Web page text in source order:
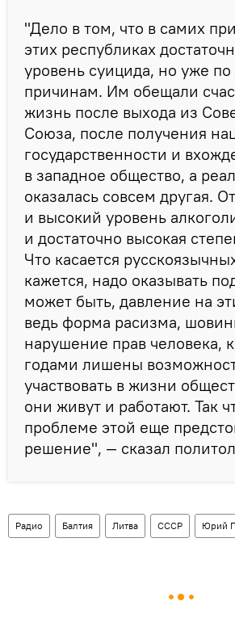
"Дело в том, что в самих
этих республиках
уровень суицида, но уже
причинам. Им обещали
жизнь после выхода из
Союза, после получения
государственности и
в западное общество, а
оказалась совсем другая.
и высокий уровень
и достаточно высокая
Что касается
кажется, надо оказывать
может быть, давление на
ведь форма расизма,
нарушение прав человека,
годами лишены
участвовать в жизни
они живут и работают. Так
проблеме этой еще
решение", — сказал
Радио Балтия Литва СССР Юрий